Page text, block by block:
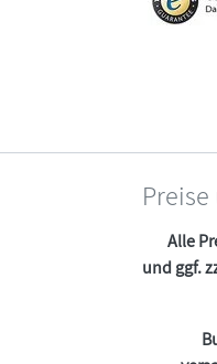
Alle
und ggf.